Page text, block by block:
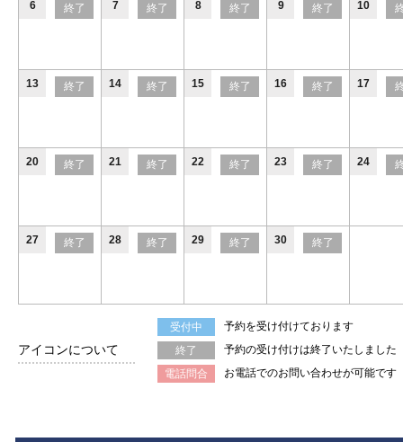
6 終了 7 終了 8 終了 9 終了 10
13 終了 14 終了 15 終了 16 終了 17
20 終了 21 終了 22 終了 23 終了 24
27 終了 28 終了 29 終了 30 終了
アイコンについて
受付中
予約を受け付けております
終了
予約の受け付けは終了いたしました
電話問合
お電話でのお問い合わせが可能です